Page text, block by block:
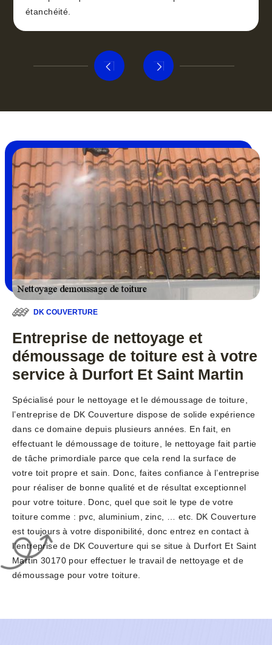
étanchéité.
DK COUVERTURE
Entreprise de nettoyage et
démoussage de toiture est à votre
service à Durfort Et Saint Martin
Spécialisé pour le nettoyage et le démoussage de toiture,
l’entreprise de DK Couverture dispose de solide expérience
dans ce domaine depuis plusieurs années. En fait, en
effectuant le démoussage de toiture, le nettoyage fait partie
de tâche primordiale parce que cela rend la surface de
votre toit propre et sain. Donc, faites confiance à l’entreprise
pour réaliser de bonne qualité et de résultat exceptionnel
pour votre toiture. Donc, quel que soit le type de votre
toiture comme : pvc, aluminium, zinc, … etc. DK Couverture
est toujours à votre disponibilité, donc entrez en contact à
l’entreprise de DK Couverture qui se situe à Durfort Et Saint
Martin 30170 pour effectuer le travail de nettoyage et de
démoussage pour votre toiture.